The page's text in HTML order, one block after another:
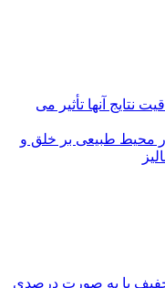
نتایج آنها تأثیر می
محیط طبیعی بر خلق و
یا به صورت درصدی